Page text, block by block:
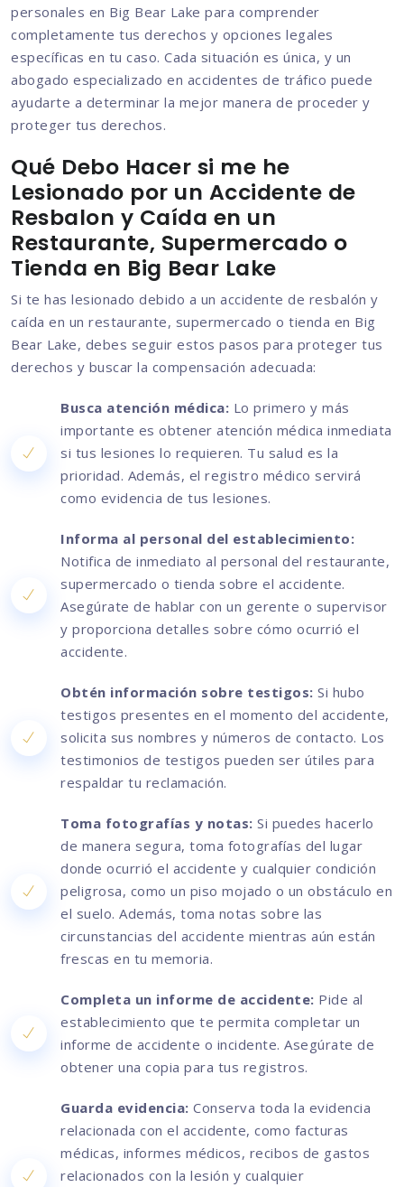
personales en Big Bear Lake para comprender
completamente tus derechos y opciones legales
específicas en tu caso. Cada situación es única, y un
abogado especializado en accidentes de tráfico puede
ayudarte a determinar la mejor manera de proceder y
proteger tus derechos.
Qué Debo Hacer si me he
Lesionado por un Accidente de
Resbalon y Caída en un
Restaurante, Supermercado o
Tienda en Big Bear Lake
Si te has lesionado debido a un accidente de resbalón y
caída en un restaurante, supermercado o tienda en Big
Bear Lake, debes seguir estos pasos para proteger tus
derechos y buscar la compensación adecuada:
Busca atención médica: Lo primero y más
importante es obtener atención médica inmediata
si tus lesiones lo requieren. Tu salud es la
prioridad. Además, el registro médico servirá
como evidencia de tus lesiones.
Informa al personal del establecimiento:
Notifica de inmediato al personal del restaurante,
supermercado o tienda sobre el accidente.
Asegúrate de hablar con un gerente o supervisor
y proporciona detalles sobre cómo ocurrió el
accidente.
Obtén información sobre testigos: Si hubo
testigos presentes en el momento del accidente,
solicita sus nombres y números de contacto. Los
testimonios de testigos pueden ser útiles para
respaldar tu reclamación.
Toma fotografías y notas: Si puedes hacerlo
de manera segura, toma fotografías del lugar
donde ocurrió el accidente y cualquier condición
peligrosa, como un piso mojado o un obstáculo en
el suelo. Además, toma notas sobre las
circunstancias del accidente mientras aún están
frescas en tu memoria.
Completa un informe de accidente: Pide al
establecimiento que te permita completar un
informe de accidente o incidente. Asegúrate de
obtener una copia para tus registros.
Guarda evidencia: Conserva toda la evidencia
relacionada con el accidente, como facturas
médicas, informes médicos, recibos de gastos
relacionados con la lesión y cualquier